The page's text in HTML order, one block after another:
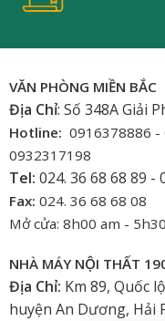
VĂN PHÒNG MIỀN BẮC
Địa Chỉ: Số 348A Giải
Hotline: 0916378886 -
0932317198
Tel: 024. 36 68 68 89 -
Fax: 024. 36 68 68 08
Mở cửa: 8h00 am -
NHÀ MÁY NỘI THẤT
Địa Chỉ: Km 89, Quốc
huyện An Dương, Hải